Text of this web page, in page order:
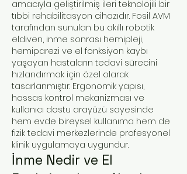
amacıyla geliştirilmiş ileri teknolojili bir
tıbbi rehabilitasyon cihazıdır. Fosil AVM
tarafından sunulan bu akıllı robotik
eldiven, inme sonrası hemipleji,
hemiparezi ve el fonksiyon kaybı
yaşayan hastaların tedavi sürecini
hızlandırmak için özel olarak
tasarlanmıştır. Ergonomik yapısı,
hassas kontrol mekanizması ve
kullanıcı dostu arayüzü sayesinde
hem evde bireysel kullanıma hem de
fizik tedavi merkezlerinde profesyonel
klinik uygulamaya uygundur.
İnme Nedir ve El